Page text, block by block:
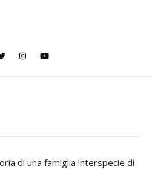
di una famiglia interspecie di